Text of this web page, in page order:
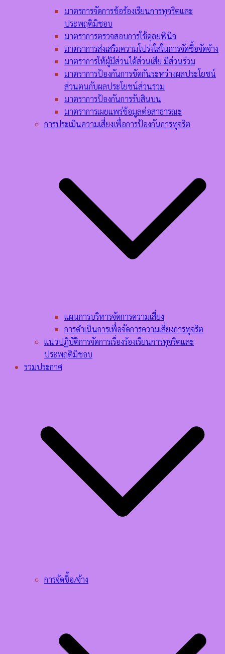
มาตรการจัดการข้อร้องเรียนการทุจริตและ
ประพฤติมิชอบ
มาตราการตรวจสอบการใช้ดุลยพินิจ
มาตราการส่งเสริมความโปร่งใสในการจัดซื้อจัดจ้าง
มาตราการให้ผู้มีส่วนได้ส่วนเสีย มีส่วนร่วม
มาตราการป้องกันการขัดกันระหว่างผลประโยชน์
ส่วนตนกับผลประโยชน์ส่วนรวม
มาตราการป้องกันการรับสินบน
มาตราการเผยแพร่ข้อมูลต่อสาธารณะ
การประเมินความเสี่ยงเพื่อการป้องกันการทุจริต
แผนการบริหารจัดการความเสี่ยง
การดำเนินการเพื่อจัดการความเสี่ยงการทุจริต
แนวปฏิบัติการจัดการเรื่องร้องเรียนการทุจริตและ
ประพฤติมิชอบ
รวมประกาศ
การจัดชื้อ/จ้าง